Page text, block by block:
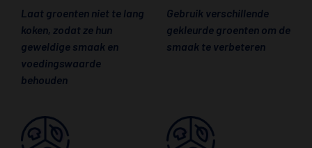
Laat groenten niet te lang
koken, zodat ze hun
geweldige smaak en
voedingswaarde
behouden
Gebruik verschillende
gekleurde groenten om de
smaak te verbeteren